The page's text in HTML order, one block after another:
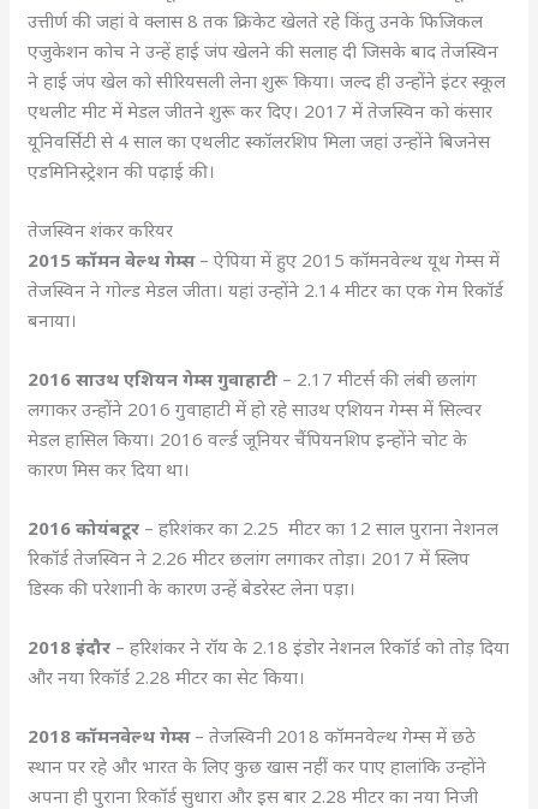
उत्तीर्ण की जहां वे क्लास 8 तक क्रिकेट खेलते रहे किंतु उनके फिजिकल
एजुकेशन कोच ने उन्हें हाई जंप खेलने की सलाह दी जिसके बाद तेजस्विन
ने हाई जंप खेल को सीरियसली लेना शुरू किया। जल्द ही उन्होंने इंटर स्कूल
एथलीट मीट में मेडल जीतने शुरू कर दिए। 2017 में तेजस्विन को कंसार
यूनिवर्सिटी से 4 साल का एथलीट स्कॉलरशिप मिला जहां उन्होंने बिजनेस
एडमिनिस्ट्रेशन की पढ़ाई की।
तेजस्विन शंकर करियर
2015 कॉमन वेल्थ गेम्स– ऐपिया में हुए 2015 कॉमनवेल्थ यूथ गेम्स में
तेजस्विन ने गोल्ड मेडल जीता। यहां उन्होंने 2.14 मीटर का एक गेम रिकॉर्ड
बनाया।
2016 साउथ एशियन गेम्स गुवाहाटी – 2.17 मीटर्स की लंबी छलांग
लगाकर उन्होंने 2016 गुवाहाटी में हो रहे साउथ एशियन गेम्स में सिल्वर
मेडल हासिल किया। 2016 वर्ल्ड जूनियर चैंपियनशिप इन्होंने चोट के
कारण मिस कर दिया था।
2016 कोयंबटूर – हरिशंकर का 2.25 मीटर का 12 साल पुराना नेशनल
रिकॉर्ड तेजस्विन ने 2.26 मीटर छलांग लगाकर तोड़ा। 2017 में स्लिप
डिस्क की परेशानी के कारण उन्हें बेडरेस्ट लेना पड़ा।
2018 इंदौर – हरिशंकर ने रॉय के 2.18 इंडोर नेशनल रिकॉर्ड को तोड़ दिया
और नया रिकॉर्ड 2.28 मीटर का सेट किया।
2018 कॉमनवेल्थ गेम्स– तेजस्विनी 2018 कॉमनवेल्थ गेम्स में छठे
स्थान पर रहे और भारत के लिए कुछ खास नहीं कर पाए हालांकि उन्होंने
अपना ही पुराना रिकॉर्ड सुधारा और इस बार 2.28 मीटर का नया निजी